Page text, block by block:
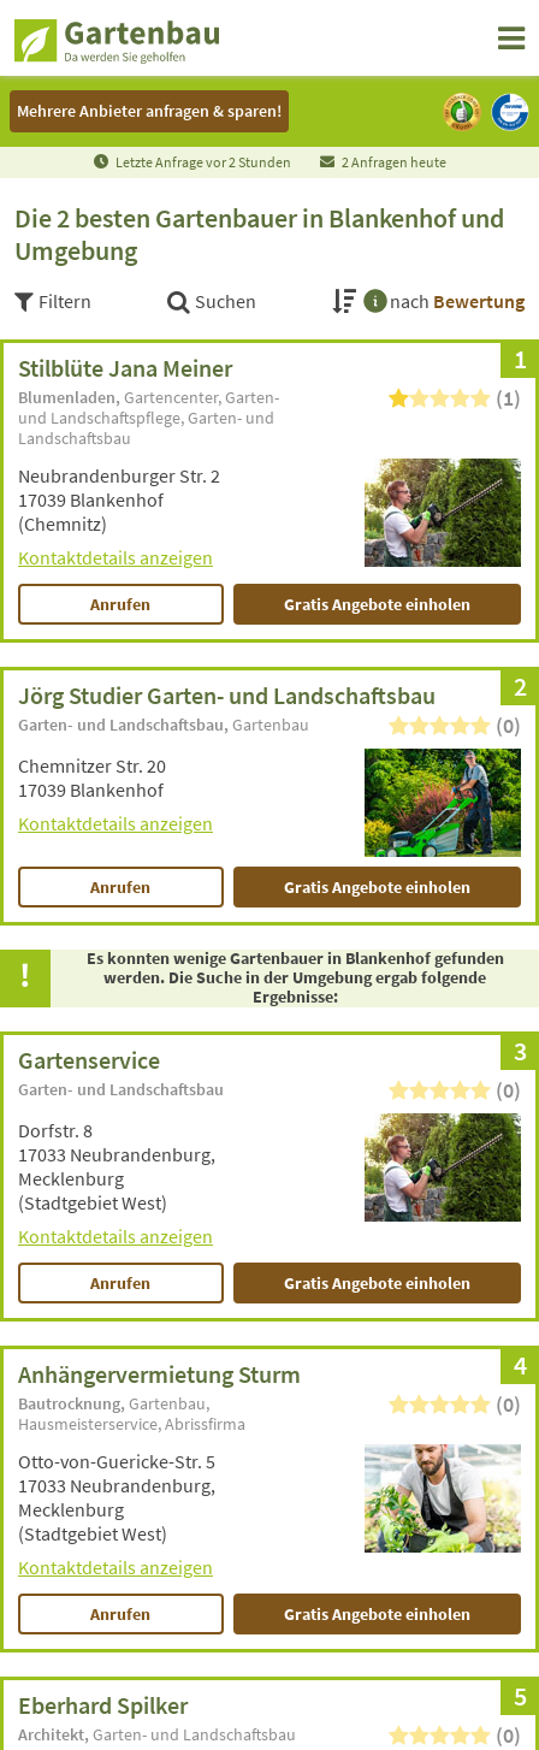
Mehrere Anbieter anfragen & sparen!
Mehrere Anbieter anfragen & sparen!
Letzte Anfrage vor2Stunden 2 Anfragen heute
Die 2 besten Gartenbauer in Blankenhof und
Umgebung
Filtern Suchen nach Bewertung
1
Stilblüte Jana Meiner
Blumenladen Gartencenter Garten-
und Landschaftspflege Garten- und
Landschaftsbau
(1)
Neubrandenburger Str. 2
17039 Blankenhof
(Chemnitz)
Kontaktdetails anzeigen
Anrufen Gratis Angebote einholen
2
Jörg Studier Garten- und Landschaftsbau
Garten- und Landschaftsbau Gartenbau (0)
Chemnitzer Str. 20
17039 Blankenhof
Kontaktdetails anzeigen
Anrufen Gratis Angebote einholen
Es konnten wenige Gartenbauer in Blankenhof gefunden
werden. Die Suche in der Umgebung ergab folgende
Ergebnisse:
3
Gartenservice
Garten- und Landschaftsbau (0)
Dorfstr. 8
17033 Neubrandenburg,
Mecklenburg
(Stadtgebiet West)
Kontaktdetails anzeigen
Anrufen Gratis Angebote einholen
4
Anhängervermietung Sturm
Bautrocknung Gartenbau
Hausmeisterservice Abrissfirma
(0)
Otto-von-Guericke-Str. 5
17033 Neubrandenburg,
Mecklenburg
(Stadtgebiet West)
Kontaktdetails anzeigen
Anrufen Gratis Angebote einholen
5
Eberhard Spilker
Architekt Garten- und Landschaftsbau (0)